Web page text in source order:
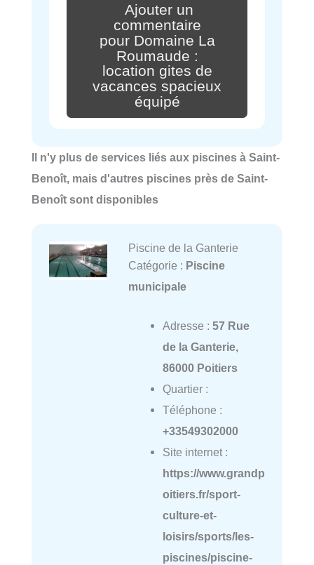
Ajouter un
commentaire
pour Domaine La
Roumaude :
location gites de
vacances spacieux
équipé
Il n'y plus de services liés aux piscines à Saint-
Benoît, mais d'autres piscines près de Saint-
Benoît sont disponibles
Piscine de la Ganterie
Catégorie : Piscine
municipale
Adresse : 57 Rue
de la Ganterie,
86000 Poitiers
Quartier :
Téléphone :
+33549302000
Site internet :
https://www.grandp
oitiers.fr/sport-
culture-et-
loisirs/sports/les-
piscines/piscine-